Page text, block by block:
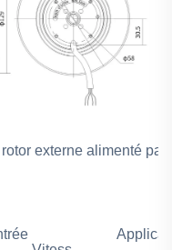
externe alimenté par
Applica